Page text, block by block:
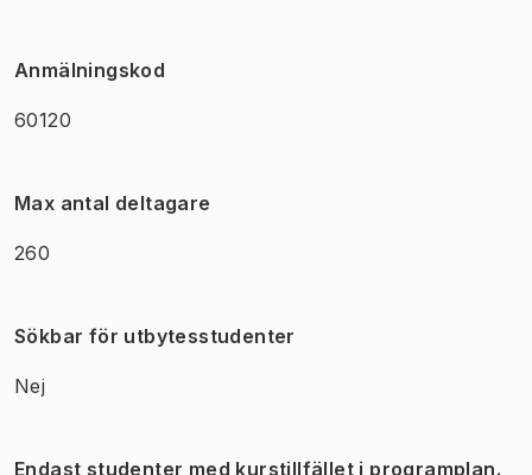
Anmälningskod
60120
Max antal deltagare
260
Sökbar för utbytesstudenter
Nej
Endast studenter med kurstillfället i programplan.